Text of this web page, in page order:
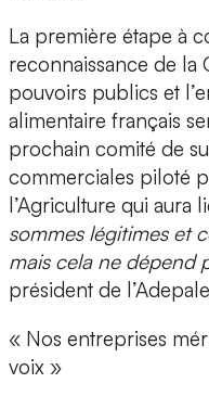
La première étape à
reconnaissance de la
pouvoirs publics et
alimentaire français
prochain comité de
commerciales piloté
l’Agriculture qui aura
sommes légitimes et
mais cela ne dépend
président de
« Nos entreprises
voix »